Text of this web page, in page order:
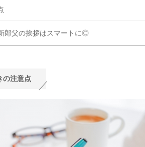
郎父の挨拶はスマートに◎
の注意点